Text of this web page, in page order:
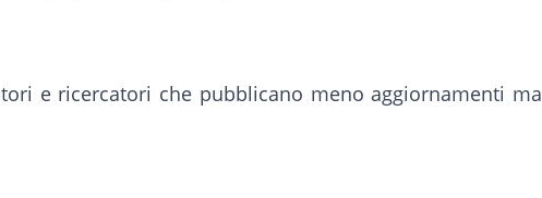
e ricercatori che pubblicano meno aggiornamenti ma